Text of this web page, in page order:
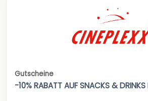
Gutscheine
-10% RABATT AUF SNACKS & DRINKS